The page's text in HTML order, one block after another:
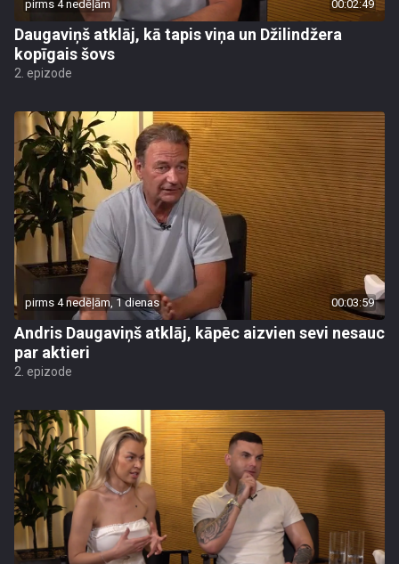
pirms 4 nedēļām 00:02:49
Daugaviņš atklāj, kā tapis viņa un Džilindžera
kopīgais šovs
2. epizode
pirms 4 nedēļām, 1 dienas 00:03:59
Andris Daugaviņš atklāj, kāpēc aizvien sevi nesauc
par aktieri
2. epizode